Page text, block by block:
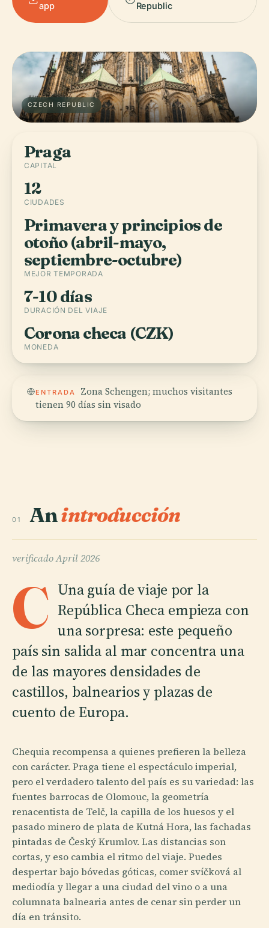
app
Republic
CZECH REPUBLIC
Praga
CAPITAL
12
CIUDADES
Primavera y principios de
otoño (abril-mayo,
septiembre-octubre)
MEJOR TEMPORADA
7-10 días
DURACIÓN DEL VIAJE
Corona checa (CZK)
MONEDA
ENTRADA
Zona Schengen; muchos visitantes
tienen 90 días sin visado
01 Anintroducción
verificadoApril 2026
C Una guía de viaje por la
República Checa empieza con
una sorpresa: este pequeño
país sin salida al mar concentra una
de las mayores densidades de
castillos, balnearios y plazas de
cuento de Europa.
Chequia recompensa a quienes prefieren la belleza
con carácter. Praga tiene el espectáculo imperial,
pero el verdadero talento del país es su variedad: las
fuentes barrocas de Olomouc, la geometría
renacentista de Telč, la capilla de los huesos y el
pasado minero de plata de Kutná Hora, las fachadas
pintadas de Český Krumlov. Las distancias son
cortas, y eso cambia el ritmo del viaje. Puedes
despertar bajo bóvedas góticas, comer svíčková al
mediodía y llegar a una ciudad del vino o a una
columnata balnearia antes de cenar sin perder un
día en tránsito.